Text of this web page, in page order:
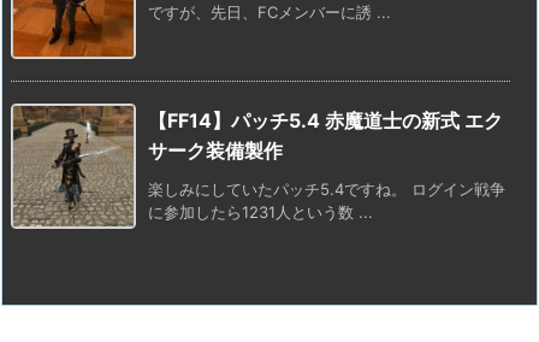
ですが、先日、FCメンバーに誘 ...
【FF14】パッチ5.4 赤魔道士の新式 エク
サーク装備製作
楽しみにしていたパッチ5.4ですね。 ログイン戦争
に参加したら1231人という数 ...